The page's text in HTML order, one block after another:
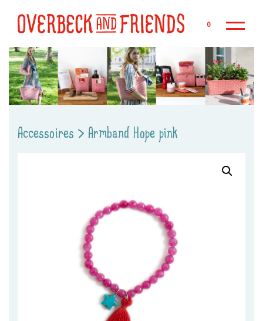
0
Accessoires > Armband Hope pink